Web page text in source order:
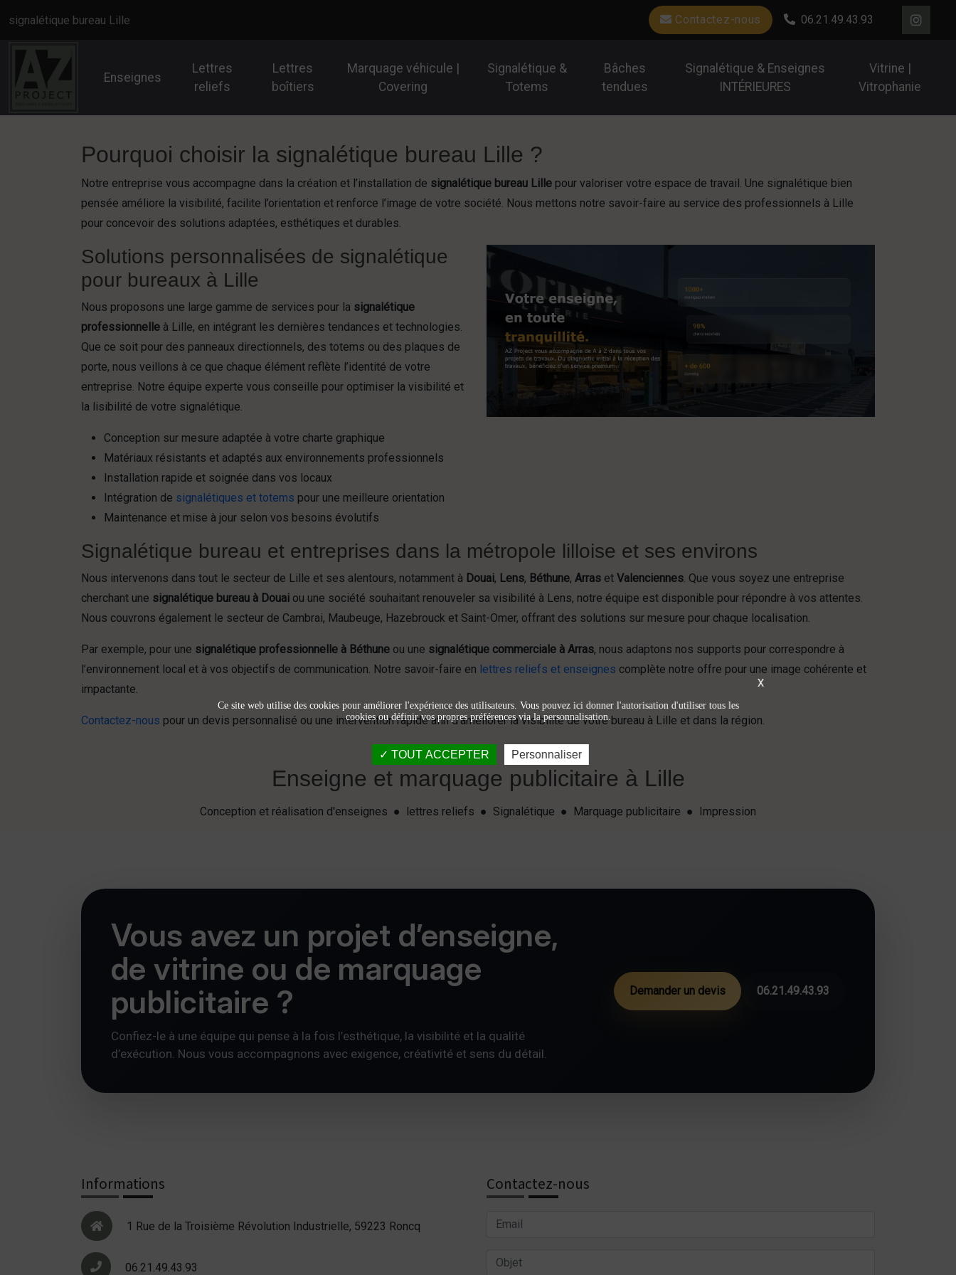
signalétique bureau Lille Contactez-nous 06.21.49.43.93
Enseignes
Lettres
reliefs
Lettres
boîtiers
Marquage véhicule |
Covering
Signalétique &
Totems
Bâches
tendues
Signalétique & Enseignes
INTÉRIEURES
Vitrine |
Vitrophanie
Pourquoi choisir la signalétique bureau Lille ?
Notre entreprise vous accompagne dans la création et l’installation de signalétique bureau Lille pour valoriser votre espace de travail. Une signalétique bien
pensée améliore la visibilité, facilite l’orientation et renforce l’image de votre société. Nous mettons notre savoir-faire au service des professionnels à Lille
pour concevoir des solutions adaptées, esthétiques et durables.
Solutions personnalisées de signalétique
pour bureaux à Lille
Nous proposons une large gamme de services pour la signalétique
professionnelle à Lille, en intégrant les dernières tendances et technologies.
Que ce soit pour des panneaux directionnels, des totems ou des plaques de
porte, nous veillons à ce que chaque élément reflète l’identité de votre
entreprise. Notre équipe experte vous conseille pour optimiser la visibilité et
la lisibilité de votre signalétique.
Conception sur mesure adaptée à votre charte graphique
Matériaux résistants et adaptés aux environnements professionnels
Installation rapide et soignée dans vos locaux
Intégration de signalétiques et totems pour une meilleure orientation
Maintenance et mise à jour selon vos besoins évolutifs
Signalétique bureau et entreprises dans la métropole lilloise et ses environs
Nous intervenons dans tout le secteur de Lille et ses alentours, notamment à Douai, Lens, Béthune, Arras et Valenciennes. Que vous soyez une entreprise
cherchant une signalétique bureau à Douai ou une société souhaitant renouveler sa visibilité à Lens, notre équipe est disponible pour répondre à vos attentes.
Nous couvrons également le secteur de Cambrai, Maubeuge, Hazebrouck et Saint-Omer, offrant des solutions sur mesure pour chaque localisation.
Par exemple, pour une signalétique professionnelle à Béthune ou une signalétique commerciale à Arras, nous adaptons nos supports pour correspondre à
l’environnement local et à vos objectifs de communication. Notre savoir-faire en lettres reliefs et enseignes complète notre offre pour une image cohérente et
impactante.
Contactez-nous pour un devis personnalisé ou une intervention rapide afin d’améliorer la visibilité de votre bureau à Lille et dans la région.
Enseigne et marquage publicitaire à Lille
Conception et réalisation d'enseignes ● lettres reliefs ● Signalétique ● Marquage publicitaire ● Impression
Vous avez un projet d’enseigne,
de vitrine ou de marquage
publicitaire ?
Confiez-le à une équipe qui pense à la fois l’esthétique, la visibilité et la qualité
d’exécution. Nous vous accompagnons avec exigence, créativité et sens du détail.
Demander un devis 06.21.49.43.93
Informations
1 Rue de la Troisième Révolution Industrielle, 59223 Roncq
06.21.49.43.93
Contactez-nous
X
Ce site web utilise des cookies pour améliorer l'expérience des utilisateurs. Vous pouvez ici donner l'autorisation d'utiliser tous les
cookies ou définir vos propres préférences via la personnalisation.
TOUT ACCEPTER Personnaliser